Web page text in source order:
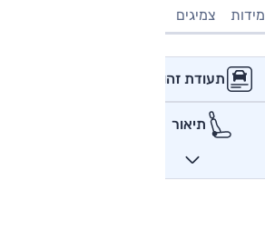
מידות צמיגים
תעודת זהות
תיאור